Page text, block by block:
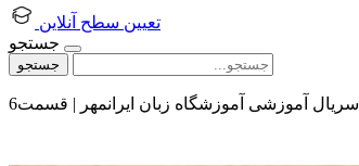
تعیین سطح آنلاین
جستجو
جستجو
سریال آموزشی آموزشگاه زبان ایرانمهر | قسمت6